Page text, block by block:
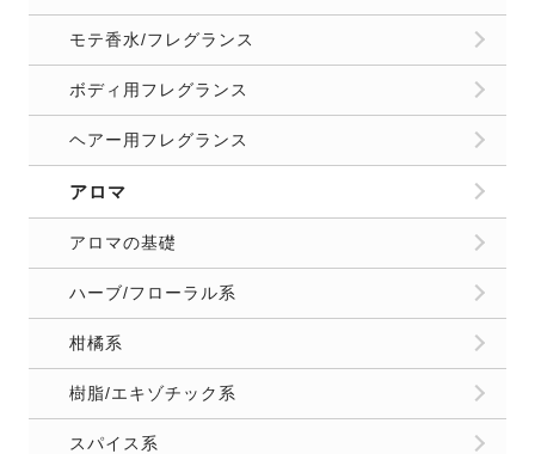
モテ香水/フレグランス
ボディ用フレグランス
ヘアー用フレグランス
アロマ
アロマの基礎
ハーブ/フローラル系
柑橘系
樹脂/エキゾチック系
スパイス系